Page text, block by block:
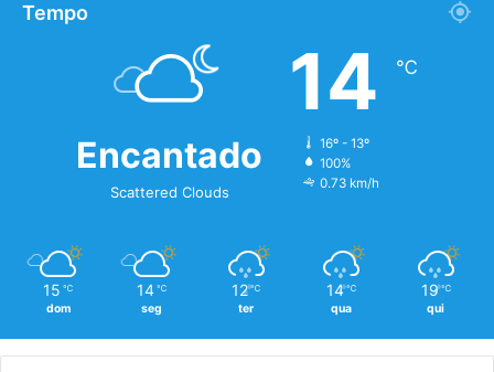
Tempo
Encantado
Scattered Clouds
14 ℃
16º - 13º
100%
0.73 km/h
15 ℃
dom
14 ℃
seg
12 ℃
ter
14 ℃
qua
19 ℃
qui